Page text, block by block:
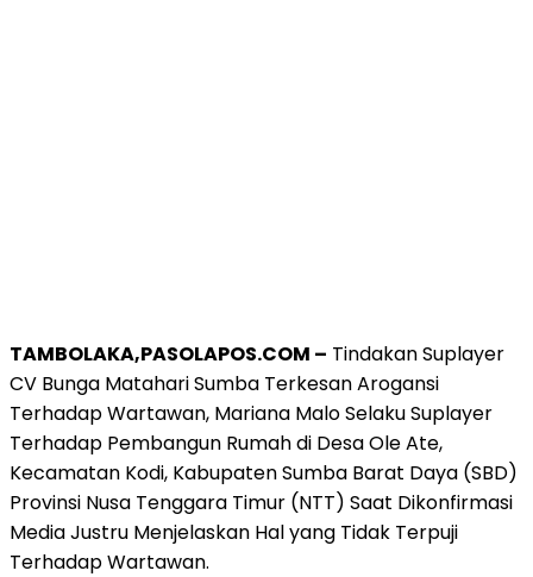
TAMBOLAKA,PASOLAPOS.COM – Tindakan Suplayer
CV Bunga Matahari Sumba Terkesan Arogansi
Terhadap Wartawan, Mariana Malo Selaku Suplayer
Terhadap Pembangun Rumah di Desa Ole Ate,
Kecamatan Kodi, Kabupaten Sumba Barat Daya (SBD)
Provinsi Nusa Tenggara Timur (NTT) Saat Dikonfirmasi
Media Justru Menjelaskan Hal yang Tidak Terpuji
Terhadap Wartawan.